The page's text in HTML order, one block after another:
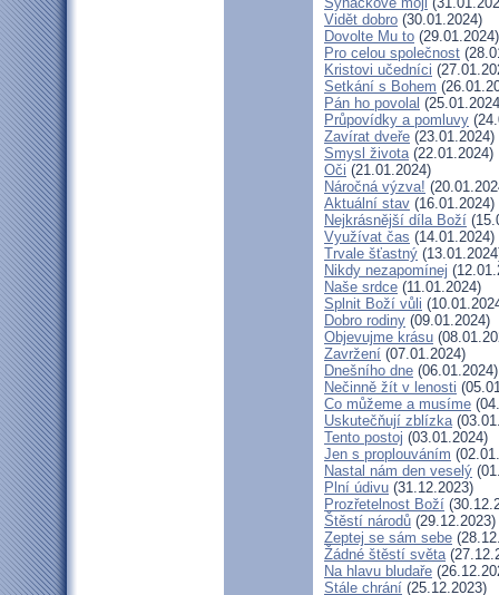
Vidět dobro (30.01.2024)
Dovolte Mu to (29.01.2024)
Pro celou společnost
Kristovi učedníci
Setkání s Bohem
Pán ho povolal
Průpovídky a pomluvy
Zavírat dveře (23.01.2024)
Smysl života(22.01.2024)
Oči (21.01.2024)
Náročná výzva!
Aktuální stav (16.01.2024)
Nejkrásnější díla Boží
Využívat čas (14.01.2024)
Trvale šťastný
Nikdy nezapomínej
Naše srdce (11.01.2024)
Splnit Boží vůli
Dobro rodiny (09.01.2024)
Objevujme krásu
Zavržení (07.01.2024)
Dnešního dne (06.01.2024)
Nečinně žít v lenosti
Co můžeme a musíme
Uskutečňují zblízka
Tento postoj (03.01.2024)
Jen s proplouváním
Nastal nám den veselý
Plní údivu (31.12.2023)
Prozřetelnost Boží
Štěstí národů (29.12.2023)
Zeptej se sám sebe
Žádné štěstí světa
Na hlavu bludaře
Stále chrání (25.12.2023)